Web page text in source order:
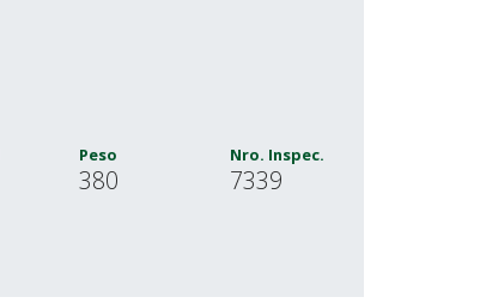
Peso
380
Nro. Inspec.
7339